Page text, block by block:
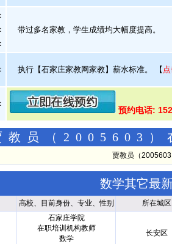
带过多名家教，学生成绩均大幅度提高。
执行【石家庄家教网家教】薪水标准。 【
预约电话:
教员（2005603）
贾教员（
数学其它最
高校、目前身份、专业、性别 所在城区
石家庄学院
在职培训机构教师
数学
长安区